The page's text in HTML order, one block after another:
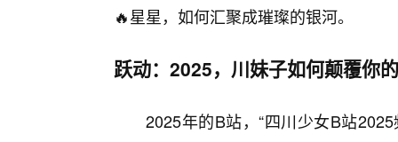
🔥星星，如何汇聚成璀璨的银河。
跃动：2025，川妹子如何颠覆你
2025年的B站，“四川少女B站